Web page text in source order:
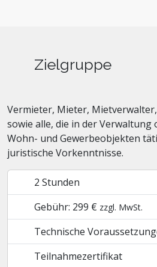
Zielgruppe
Vermieter, Mieter,
sowie alle, die in der Verwaltung
Wohn- und Gewerbeobjekten
juristische Vorkenntnisse.
2 Stunden
Gebühr: 299 € zzgl. MwSt.
Technische
Teilnahmezertifikat